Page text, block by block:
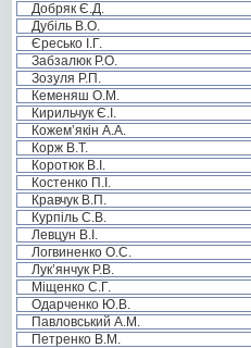
Добряк Є.Д.
Дубіль В.О.
Єресько І.Г.
Забзалюк Р.О.
Зозуля Р.П.
Кеменяш О.М.
Кирильчук Є.І.
Кожем’якін А.А.
Корж В.Т.
Коротюк В.І.
Костенко П.І.
Кравчук В.П.
Курпіль С.В.
Левцун В.І.
Логвиненко О.С.
Лук’янчук Р.В.
Міщенко С.Г.
Одарченко Ю.В.
Павловський А.М.
Петренко В.М.